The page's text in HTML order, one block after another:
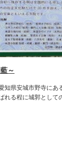
～
県安城市野寺にあ
れる程に城郭として